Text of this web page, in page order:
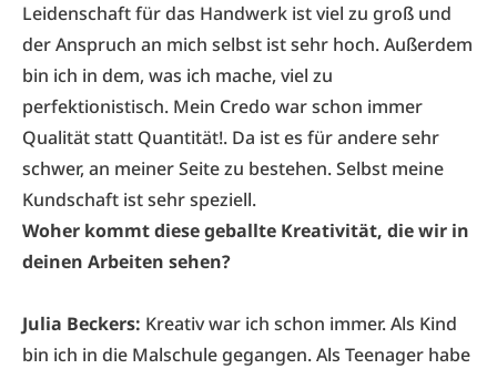
Leidenschaft für das Handwerk ist viel zu groß und
der Anspruch an mich selbst ist sehr hoch. Außerdem
bin ich in dem, was ich mache, viel zu
perfektionistisch. Mein Credo war schon immer
Qualität statt Quantität!. Da ist es für andere sehr
schwer, an meiner Seite zu bestehen. Selbst meine
Kundschaft ist sehr speziell.
Woher kommt diese geballte Kreativität, die wir in
deinen Arbeiten sehen?
Julia Beckers: Kreativ war ich schon immer. Als Kind
bin ich in die Malschule gegangen. Als Teenager habe